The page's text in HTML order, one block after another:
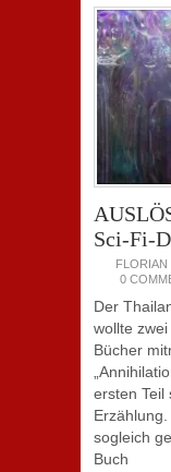
Sci-Fi-
FLORIAN
0
Der
wollte
Bücher
ersten Teil
sogleich
Buch